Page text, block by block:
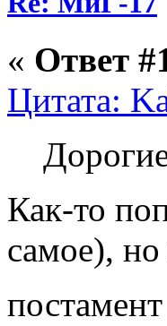
« Ответ
Цитата:
Как-то
самое),